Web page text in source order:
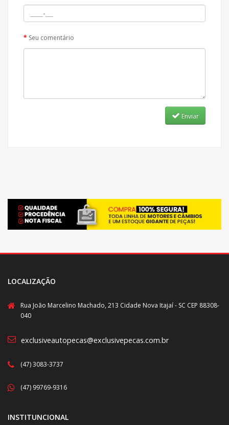
Seu comentário
Enviar
LOCALIZAÇÃO
Rua João Marcelino Machado, 213 Cidade Nova Itajaí - SC CEP 88308-
040
exclusiveautopecas@exclusivepecas.com.br
(47) 3083-3737
(47) 99769-9316
INSTITUNCIONAL